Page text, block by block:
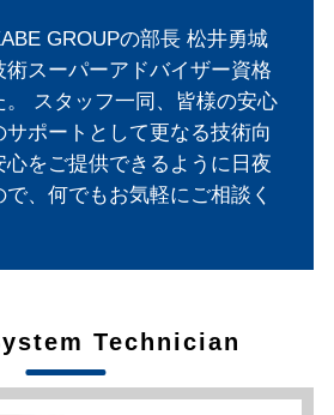
GROUPの部長 松井勇城
術スーパーアドバイザー資格
。 スタッフ一同、皆様の安心
サポートとして更なる技術向
をご提供できるように日夜
、何でもお気軽にご相談く
Technician